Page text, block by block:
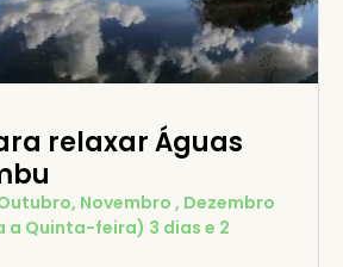
relaxar Águas
Novembro , Dezembro
a Quinta-feira) 3 dias e 2